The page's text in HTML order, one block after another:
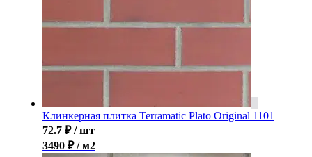
Клинкерная плитка Terramatic Plato Original 1101
72.7 ₽ / шт
3490 ₽ / м2